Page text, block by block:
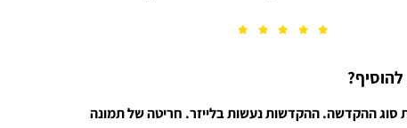
סוג ההקדשה. ההקדשות נעשות בלייזר. חריטה של תמונה